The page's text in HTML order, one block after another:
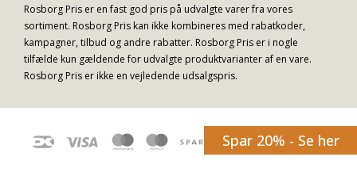
Rosborg Pris er en fast god pris på udvalgte varer fra vores
sortiment. Rosborg Pris kan ikke kombineres med rabatkoder,
kampagner, tilbud og andre rabatter. Rosborg Pris er i nogle
tilfælde kun gældende for udvalgte produktvarianter af en vare.
Rosborg Pris er ikke en vejledende udsalgspris.
Spar 20% - Se her